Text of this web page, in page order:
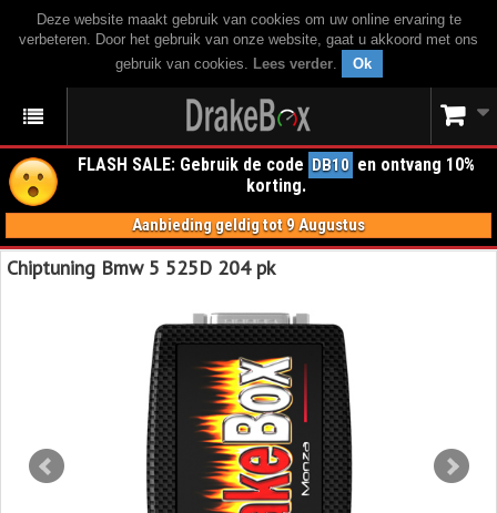
Deze website maakt gebruik van cookies om uw online ervaring te
verbeteren. Door het gebruik van onze website, gaat u akkoord met ons
gebruik van cookies. Lees verder. Ok
FLASH SALE: Gebruik de code DB10 en ontvang 10%
korting.
Aanbieding geldig tot 9 Augustus
Chiptuning Bmw 5 525D 204 pk